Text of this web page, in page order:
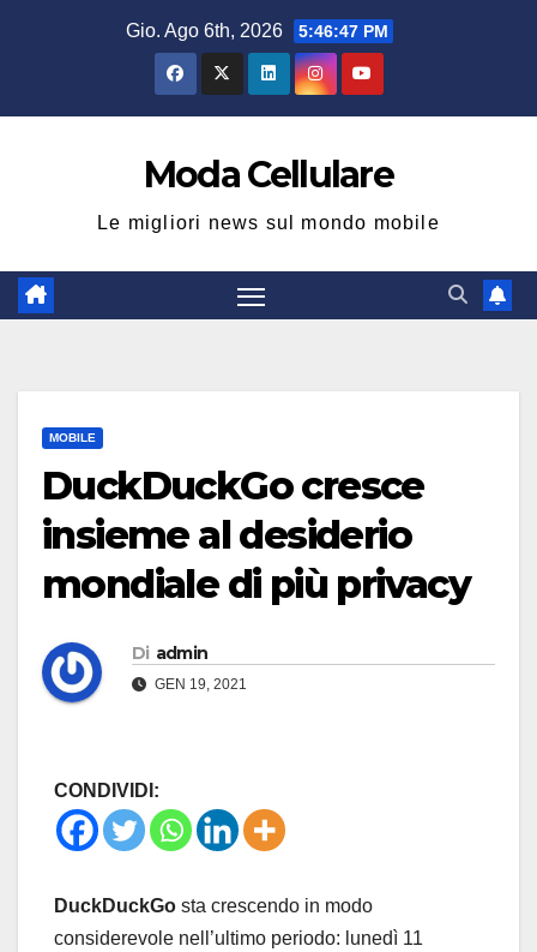
Gio. Ago 6th, 2026 5:46:47 PM
Moda Cellulare
Le migliori news sul mondo mobile
MOBILE
DuckDuckGo cresce
insieme al desiderio
mondiale di più privacy
Di admin
GEN 19, 2021
CONDIVIDI:
DuckDuckGo sta crescendo in modo
considerevole nell’ultimo periodo: lunedì 11